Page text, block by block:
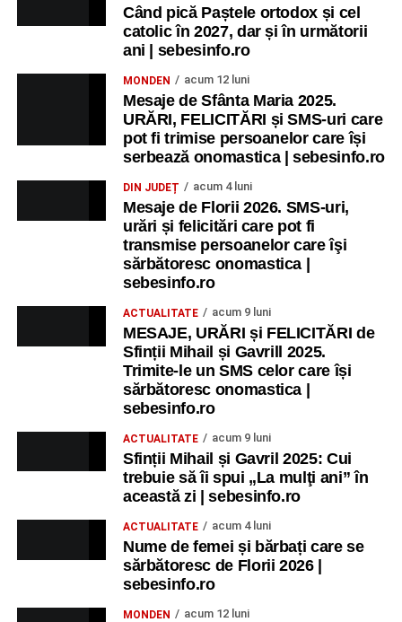
Când pică Paștele ortodox și cel
catolic în 2027, dar și în următorii
ani | sebesinfo.ro
MONDEN acum 12 luni
Mesaje de Sfânta Maria 2025.
URĂRI, FELICITĂRI și SMS-uri care
pot fi trimise persoanelor care își
serbează onomastica | sebesinfo.ro
DIN JUDEȚ acum 4 luni
Mesaje de Florii 2026. SMS-uri,
urări și felicitări care pot fi
transmise persoanelor care îşi
sărbătoresc onomastica |
sebesinfo.ro
ACTUALITATE acum 9 luni
MESAJE, URĂRI și FELICITĂRI de
Sfinții Mihail și Gavrill 2025.
Trimite-le un SMS celor care își
sărbătoresc onomastica |
sebesinfo.ro
ACTUALITATE acum 9 luni
Sfinții Mihail și Gavril 2025: Cui
trebuie să îi spui „La mulţi ani” în
această zi | sebesinfo.ro
ACTUALITATE acum 4 luni
Nume de femei și bărbați care se
sărbătoresc de Florii 2026 |
sebesinfo.ro
MONDEN acum 12 luni